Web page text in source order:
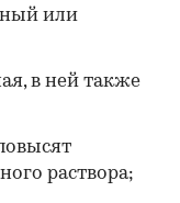
или
в ней также
раствора;